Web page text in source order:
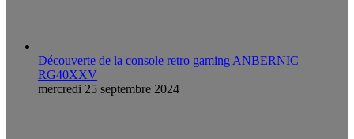
Découverte de la console retro gaming ANBERNIC
RG40XXV
mercredi 25 septembre 2024